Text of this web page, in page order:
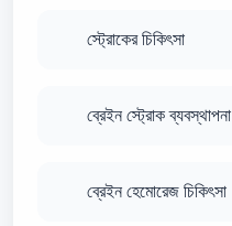
স্ট্রোকের চিকিৎসা
ব্রেইন স্ট্রোক ব্যবস্থাপনা
ব্রেইন হেমোরেজ চিকিৎসা